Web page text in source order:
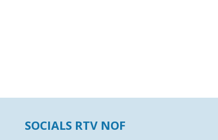
SOCIALS RTV NOF